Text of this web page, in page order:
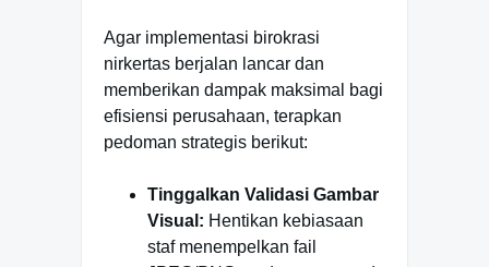
Agar implementasi birokrasi
nirkertas berjalan lancar dan
memberikan dampak maksimal bagi
efisiensi perusahaan, terapkan
pedoman strategis berikut:
Tinggalkan Validasi Gambar
Visual: Hentikan kebiasaan
staf menempelkan fail